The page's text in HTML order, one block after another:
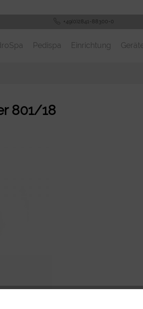
+49(0)2841-88300-0
Pedispa Einrichtung
801/18